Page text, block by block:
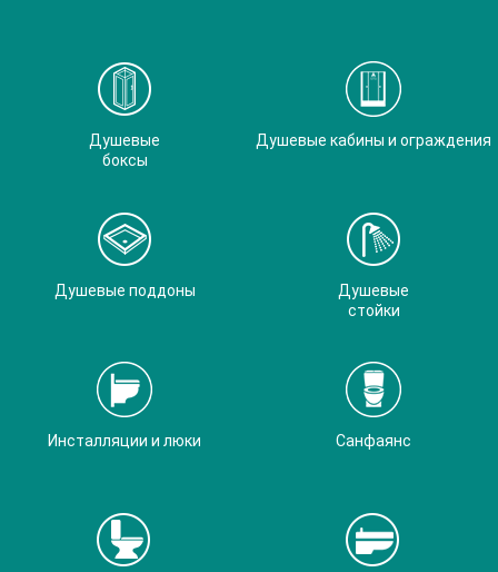
Душевые
боксы
Душевые кабины и ограждения
Душевые поддоны
Душевые
стойки
Инсталляции и люки Санфаянс